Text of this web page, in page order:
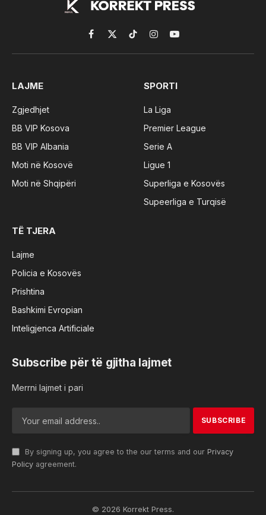
Facebook
X
(Twitter)
TikTokInstagramYouTube
LAJME
Zgjedhjet
BB VIP Kosova
BB VIP Albania
Moti në Kosovë
Moti në Shqipëri
SPORTI
La Liga
Premier League
Serie A
Ligue 1
Superliga e Kosovës
Supeerliga e Turqisë
TË TJERA
Lajme
Policia e Kosovës
Prishtina
Bashkimi Evropian
Inteligjenca Artificiale
Subscribe për të gjitha lajmet
Merrni lajmet i pari
By signing up, you agree to the our terms and our Privacy
Policy agreement.
© 2026 Korrekt Press.